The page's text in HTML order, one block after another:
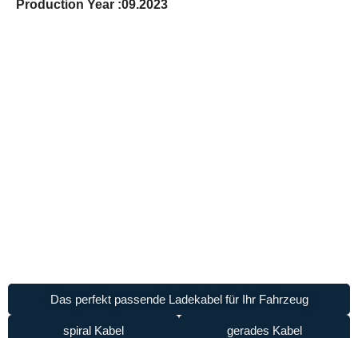
Production Year :09.2023
Das perfekt passende Ladekabel für Ihr Fahrzeug
spiral Kabel gerades Kabel